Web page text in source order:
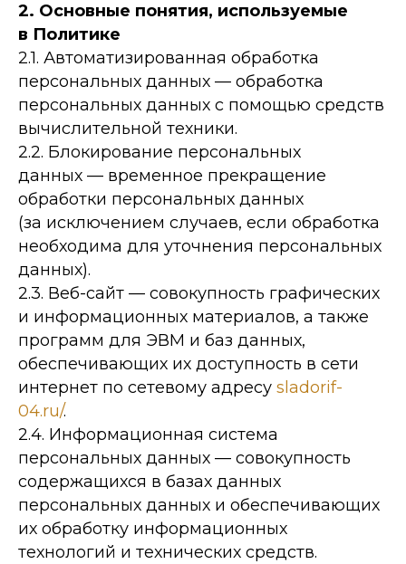
2. Основные понятия, используемые
в Политике
2.1. Автоматизированная обработка
персональных данных — обработка
персональных данных с помощью средств
вычислительной техники.
2.2. Блокирование персональных
данных — временное прекращение
обработки персональных данных
(за исключением случаев, если обработка
необходима для уточнения персональных
данных).
2.3. Веб-сайт — совокупность графических
и информационных материалов, а также
программ для ЭВМ и баз данных,
обеспечивающих их доступность в сети
интернет по сетевому адресу sladorif-
04.ru/.
2.4. Информационная система
персональных данных — совокупность
содержащихся в базах данных
персональных данных и обеспечивающих
их обработку информационных
технологий и технических средств.